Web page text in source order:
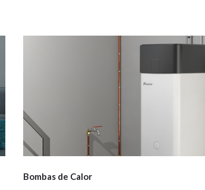
Bombas de Calor